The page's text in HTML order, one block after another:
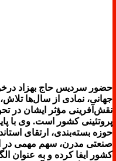
حضور سردیس حاج بهزاد
جهانی، نمادی از سال‌ها
نقش‌آفرینی مؤثر ایشان در
پروتئینی کشور است. وی با
حوزه بسته‌بندی، ارتقای
صنعتی مدرن، سهم مهمی در
کشور ایفا کرده و به عنوان